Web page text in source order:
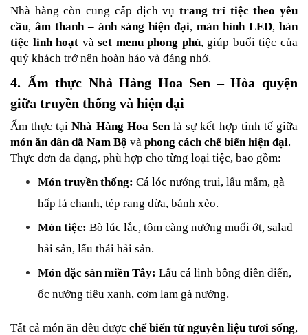
Nhà hàng còn cung cấp dịch vụ trang trí tiệc theo yêu
cầu, âm thanh – ánh sáng hiện đại, màn hình LED, bàn
tiệc linh hoạt và set menu phong phú, giúp buổi tiệc của
quý khách trở nên hoàn hảo và đáng nhớ.
4. Ẩm thực Nhà Hàng Hoa Sen – Hòa quyện
giữa truyền thống và hiện đại
Ẩm thực tại Nhà Hàng Hoa Sen
món ăn dân dã Nam Bộ và phong cách chế biến hiện đại.
Thực đơn đa dạng, phù hợp cho từng loại tiệc, bao gồm:
Món truyền thống: Cá lóc nướng trui, lẩu mắm, gà
hấp lá chanh, tép rang dừa, bánh xèo.
Món tiệc: Bò lúc lắc, tôm càng nướng muối ớt, salad
hải sản, lẩu thái hải sản.
Món đặc sản miền Tây: Lẩu cá linh bông điên điển,
ốc nướng tiêu xanh, cơm lam gà nướng.
Tất cả món ăn đều được chế biến từ nguyên liệu tươi sống,